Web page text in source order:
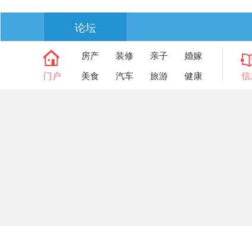
论坛
门户
房产 装修 亲子
婚嫁
美食
汽车 旅游 健康 信